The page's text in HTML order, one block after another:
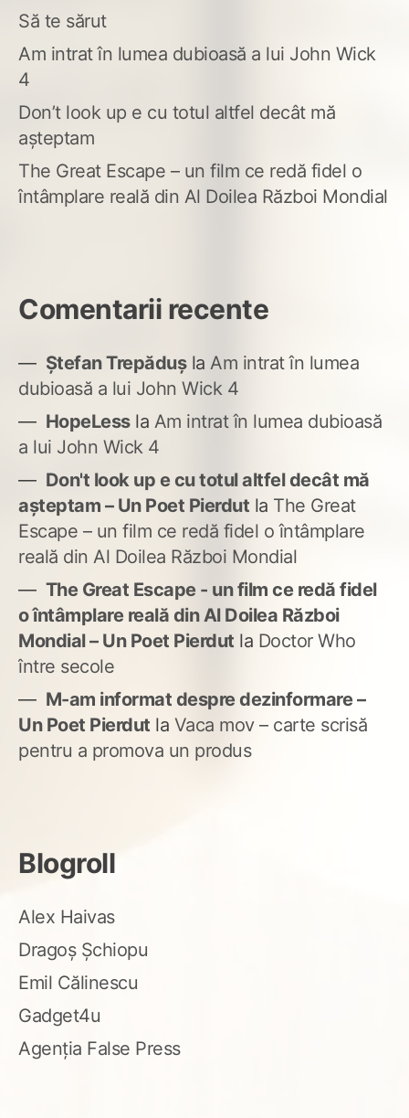
Să te sărut
Am intrat în lumea dubioasă a lui John Wick
4
Don’t look up e cu totul altfel decât mă
așteptam
The Great Escape – un film ce redă fidel o
întâmplare reală din Al Doilea Război Mondial
Comentarii recente
Ștefan Trepădușla Am intrat în lumea
dubioasă a lui John Wick 4
HopeLessla Am intrat în lumea dubioasă
a lui John Wick 4
Don't look up e cu totul altfel decât mă
așteptam – Un Poet Pierdut la The Great
Escape – un film ce redă fidel o întâmplare
reală din Al Doilea Război Mondial
The Great Escape - un film ce redă fidel
o întâmplare reală din Al Doilea Război
Mondial – Un Poet Pierdut la Doctor Who
între secole
M-am informat despre dezinformare –
Un Poet Pierdut la Vaca mov – carte scrisă
pentru a promova un produs
Blogroll
Alex Haivas
Dragoș Șchiopu
Emil Călinescu
Gadget4u
Agenția False Press